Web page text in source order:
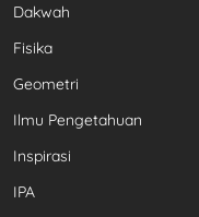
Dakwah
Fisika
Geometri
Ilmu Pengetahuan
Inspirasi
IPA